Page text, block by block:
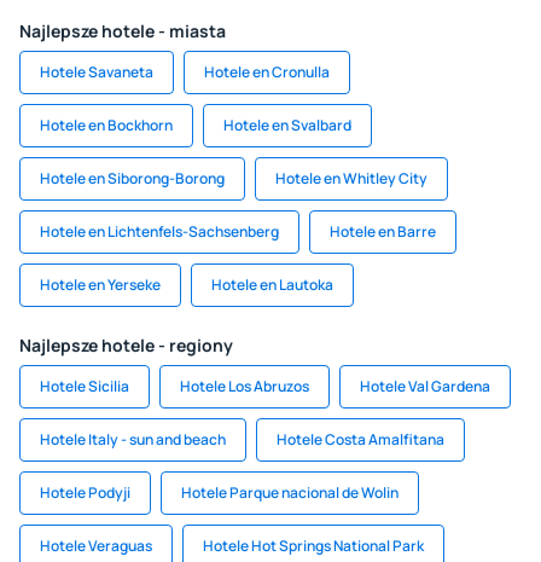
Najlepsze hotele - miasta
Hotele Savaneta Hotele en Cronulla
Hotele en Bockhorn Hotele en Svalbard
Hotele en Siborong-Borong Hotele en Whitley City
Hotele en Lichtenfels-Sachsenberg Hotele en Barre
Hotele en Yerseke Hotele en Lautoka
Najlepsze hotele - regiony
Hotele Sicilia Hotele Los Abruzos Hotele Val Gardena
Hotele Italy - sun and beach Hotele Costa Amalfitana
Hotele Podyji Hotele Parque nacional de Wolin
Hotele Veraguas Hotele Hot Springs National Park